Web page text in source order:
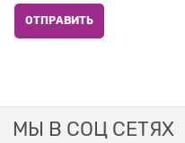
МЫ В СОЦ СЕТЯХ